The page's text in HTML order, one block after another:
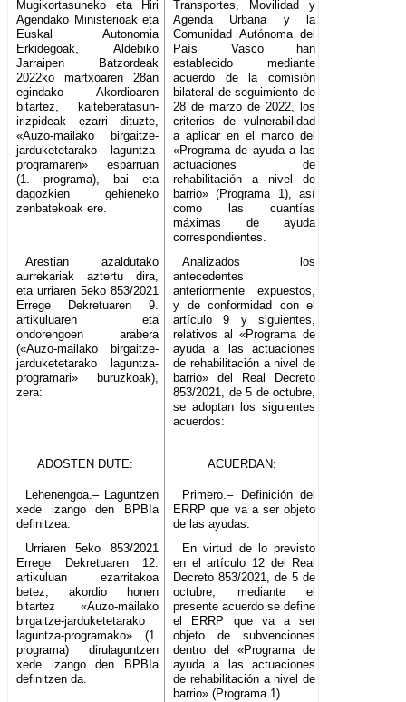
Mugikortasuneko eta Hiri
Agendako Ministerioak eta
Euskal Autonomia
Erkidegoak, Aldebiko
Jarraipen Batzordeak
2022ko martxoaren 28an
egindako Akordioaren
bitartez, kalteberatasun-
irizpideak ezarri dituzte,
«Auzo-mailako birgaitze-
jarduketetarako laguntza-
programaren» esparruan
(1. programa), bai eta
dagozkien gehieneko
zenbatekoak ere.
Transportes, Movilidad y
Agenda Urbana y la
Comunidad Autónoma del
País Vasco han
establecido mediante
acuerdo de la comisión
bilateral de seguimiento de
28 de marzo de 2022, los
criterios de vulnerabilidad
a aplicar en el marco del
«Programa de ayuda a las
actuaciones de
rehabilitación a nivel de
barrio» (Programa 1), así
como las cuantías
máximas de ayuda
correspondientes.
Arestian azaldutako
aurrekariak aztertu dira,
eta urriaren 5eko 853/2021
Errege Dekretuaren 9.
artikuluaren eta
ondorengoen arabera
(«Auzo-mailako birgaitze-
jarduketetarako laguntza-
programari» buruzkoak),
zera:
Analizados los
antecedentes
anteriormente expuestos,
y de conformidad con el
artículo 9 y siguientes,
relativos al «Programa de
ayuda a las actuaciones
de rehabilitación a nivel de
barrio» del Real Decreto
853/2021, de 5 de octubre,
se adoptan los siguientes
acuerdos:
ADOSTEN DUTE: ACUERDAN:
Lehenengoa.– Laguntzen
xede izango den BPBIa
definitzea.
Primero.– Definición del
ERRP que va a ser objeto
de las ayudas.
Urriaren 5eko 853/2021
Errege Dekretuaren 12.
artikuluan ezarritakoa
betez, akordio honen
bitartez «Auzo-mailako
birgaitze-jarduketetarako
laguntza-programako» (1.
programa) dirulaguntzen
xede izango den BPBIa
definitzen da.
En virtud de lo previsto
en el artículo 12 del Real
Decreto 853/2021, de 5 de
octubre, mediante el
presente acuerdo se define
el ERRP que va a ser
objeto de subvenciones
dentro del «Programa de
ayuda a las actuaciones
de rehabilitación a nivel de
barrio» (Programa 1).